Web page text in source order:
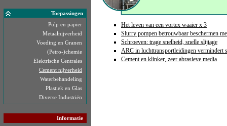
Toepassingen
Pulp en papier
Metaalnijverheid
Voeding en Granen
(Petro-)chemie
Elektrische Centrales
Cement nijverheid
Waterbehandeling
Plastiek en Glas
Diverse Industriën
Informatie
Het leven van een vortex waaier x 3
Slurry pompen betrouwbaar beschermen
Schroeven: trage snelheid, snelle slijtage
ARC in luchttransportleidingen vermindert
Cement en klinker, zeer abrasieve media